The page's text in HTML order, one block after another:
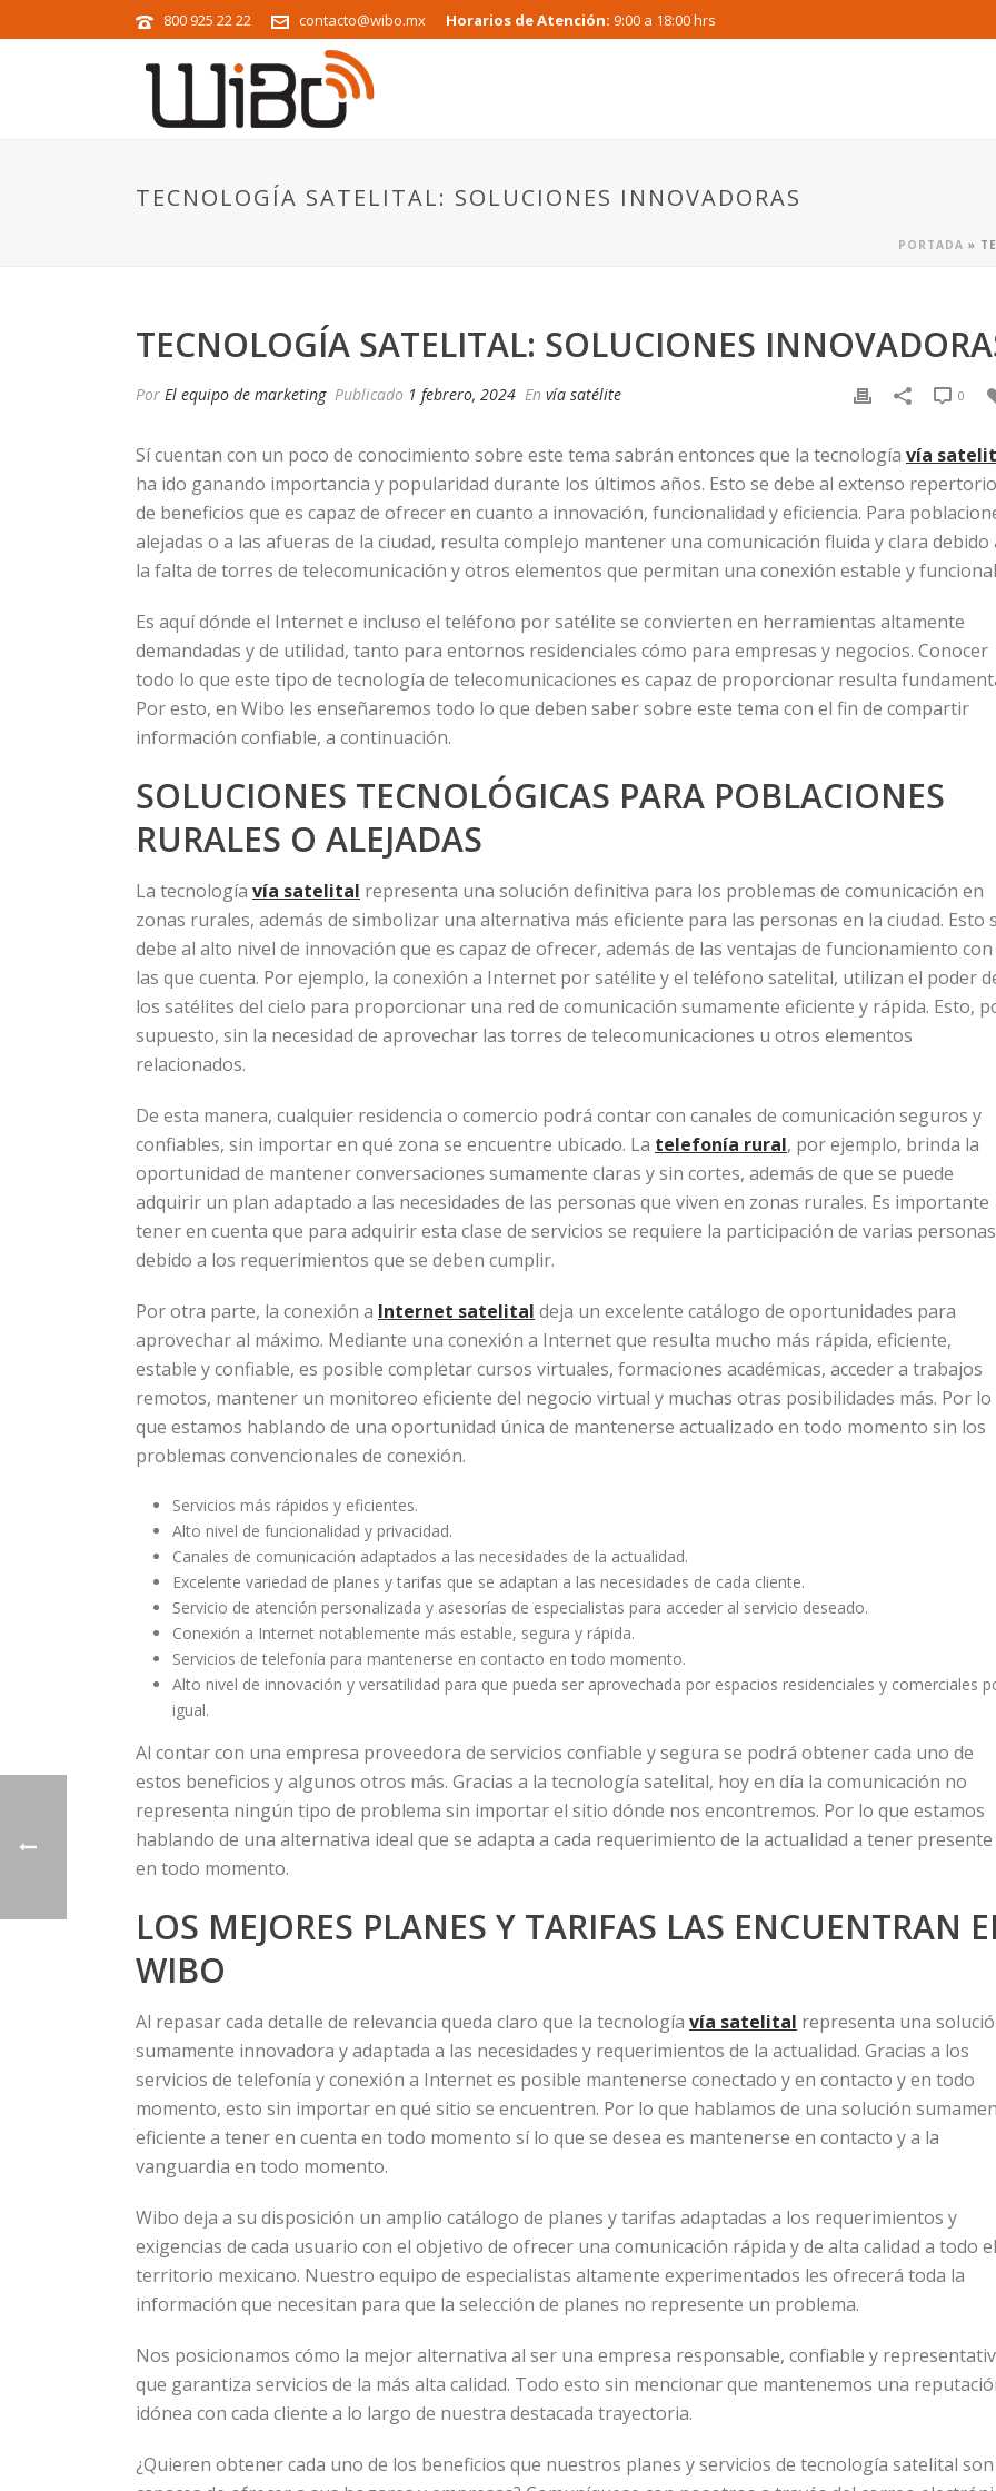
800 925 22 22 contacto@wibo.mx Horarios de Atención: 9:00 a 18:00 hrs
TECNOLOGÍA SATELITAL: SOLUCIONES INNOVADORAS
PORTADA »
TECNOLOGÍA SATELITAL: SOLUCIONES
Por El equipo de marketing Publicado 1 febrero, 2024 En vía satélite 0
Sí cuentan con un poco de conocimiento sobre este tema sabrán entonces que la tecnología vía
ha ido ganando importancia y popularidad durante los últimos años. Esto se debe al extenso repertorio
de beneficios que es capaz de ofrecer en cuanto a innovación, funcionalidad y eficiencia. Para
alejadas o a las afueras de la ciudad, resulta complejo mantener una comunicación fluida y clara debido
la falta de torres de telecomunicación y otros elementos que permitan una conexión estable y
Es aquí dónde el Internet e incluso el teléfono por satélite se convierten en herramientas altamente
demandadas y de utilidad, tanto para entornos residenciales cómo para empresas y negocios. Conocer
todo lo que este tipo de tecnología de telecomunicaciones es capaz de proporcionar resulta
Por esto, en Wibo les enseñaremos todo lo que deben saber sobre este tema con el fin de compartir
información confiable, a continuación.
SOLUCIONES TECNOLÓGICAS PARA POBLACIONES
RURALES O ALEJADAS
La tecnología vía satelital representa una solución definitiva para los problemas de comunicación en
zonas rurales, además de simbolizar una alternativa más eficiente para las personas en la ciudad. Esto
debe al alto nivel de innovación que es capaz de ofrecer, además de las ventajas de funcionamiento con
las que cuenta. Por ejemplo, la conexión a Internet por satélite y el teléfono satelital, utilizan el poder
los satélites del cielo para proporcionar una red de comunicación sumamente eficiente y rápida. Esto,
supuesto, sin la necesidad de aprovechar las torres de telecomunicaciones u otros elementos
relacionados.
De esta manera, cualquier residencia o comercio podrá contar con canales de comunicación seguros y
confiables, sin importar en qué zona se encuentre ubicado. La telefonía rural, por ejemplo, brinda la
oportunidad de mantener conversaciones sumamente claras y sin cortes, además de que se puede
adquirir un plan adaptado a las necesidades de las personas que viven en zonas rurales. Es importante
tener en cuenta que para adquirir esta clase de servicios se requiere la participación de varias personas
debido a los requerimientos que se deben cumplir.
Por otra parte, la conexión a Internet satelital deja un excelente catálogo de oportunidades para
aprovechar al máximo. Mediante una conexión a Internet que resulta mucho más rápida, eficiente,
estable y confiable, es posible completar cursos virtuales, formaciones académicas, acceder a trabajos
remotos, mantener un monitoreo eficiente del negocio virtual y muchas otras posibilidades más. Por lo
que estamos hablando de una oportunidad única de mantenerse actualizado en todo momento sin los
problemas convencionales de conexión.
Servicios más rápidos y eficientes.
Alto nivel de funcionalidad y privacidad.
Canales de comunicación adaptados a las necesidades de la actualidad.
Excelente variedad de planes y tarifas que se adaptan a las necesidades de cada cliente.
Servicio de atención personalizada y asesorías de especialistas para acceder al servicio deseado.
Conexión a Internet notablemente más estable, segura y rápida.
Servicios de telefonía para mantenerse en contacto en todo momento.
Alto nivel de innovación y versatilidad para que pueda ser aprovechada por espacios residenciales y comerciales
igual.
Al contar con una empresa proveedora de servicios confiable y segura se podrá obtener cada uno de
estos beneficios y algunos otros más. Gracias a la tecnología satelital, hoy en día la comunicación no
representa ningún tipo de problema sin importar el sitio dónde nos encontremos. Por lo que estamos
hablando de una alternativa ideal que se adapta a cada requerimiento de la actualidad a tener presente
en todo momento.
LOS MEJORES PLANES Y TARIFAS LAS ENCUENTRAN
WIBO
Al repasar cada detalle de relevancia queda claro que la tecnología vía satelital representa una
sumamente innovadora y adaptada a las necesidades y requerimientos de la actualidad. Gracias a los
servicios de telefonía y conexión a Internet es posible mantenerse conectado y en contacto y en todo
momento, esto sin importar en qué sitio se encuentren. Por lo que hablamos de una solución
eficiente a tener en cuenta en todo momento sí lo que se desea es mantenerse en contacto y a la
vanguardia en todo momento.
Wibo deja a su disposición un amplio catálogo de planes y tarifas adaptadas a los requerimientos y
exigencias de cada usuario con el objetivo de ofrecer una comunicación rápida y de alta calidad a todo el
territorio mexicano. Nuestro equipo de especialistas altamente experimentados les ofrecerá toda la
información que necesitan para que la selección de planes no represente un problema.
Nos posicionamos cómo la mejor alternativa al ser una empresa responsable, confiable y
que garantiza servicios de la más alta calidad. Todo esto sin mencionar que mantenemos una
idónea con cada cliente a lo largo de nuestra destacada trayectoria.
¿Quieren obtener cada uno de los beneficios que nuestros planes y servicios de tecnología satelital son